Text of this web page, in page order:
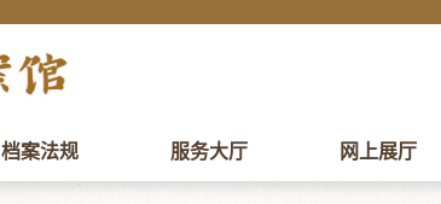
档案法规 服务大厅 网上展厅